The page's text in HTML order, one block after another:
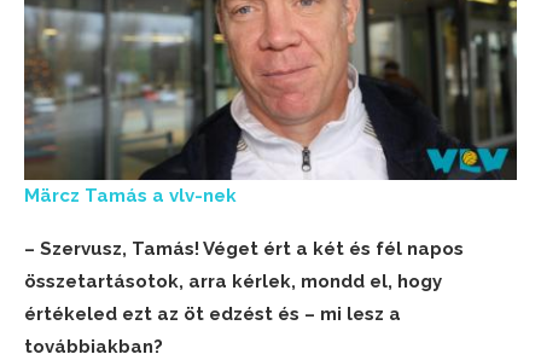
Märcz Tamás a vlv-nek
– Szervusz, Tamás! Véget ért a két és fél napos
összetartásotok, arra kérlek, mondd el, hogy
értékeled ezt az öt edzést és – mi lesz a
továbbiakban?